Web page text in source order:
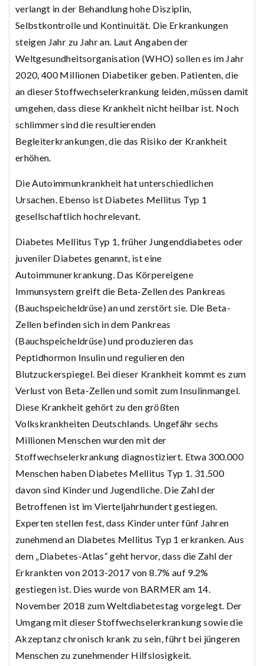
verlangt in der Behandlung hohe Disziplin,
Selbstkontrolle und Kontinuität. Die Erkrankungen
steigen Jahr zu Jahr an. Laut Angaben der
Weltgesundheitsorganisation (WHO) sollen es im Jahr
2020, 400 Millionen Diabetiker geben. Patienten, die
an dieser Stoffwechselerkrankung leiden, müssen damit
umgehen, dass diese Krankheit nicht heilbar ist. Noch
schlimmer sind die resultierenden
Begleiterkrankungen, die das Risiko der Krankheit
erhöhen.
Die Autoimmunkrankheit hat unterschiedlichen
Ursachen. Ebenso ist Diabetes Mellitus Typ 1
gesellschaftlich hochrelevant.
Diabetes Mellitus Typ 1, früher Jungenddiabetes oder
juveniler Diabetes genannt, ist eine
Autoimmunerkrankung. Das Körpereigene
Immunsystem greift die Beta-Zellen des Pankreas
(Bauchspeicheldrüse) an und zerstört sie. Die Beta-
Zellen befinden sich in dem Pankreas
(Bauchspeicheldrüse) und produzieren das
Peptidhormon Insulin und regulieren den
Blutzuckerspiegel. Bei dieser Krankheit kommt es zum
Verlust von Beta-Zellen und somit zum Insulinmangel.
Diese Krankheit gehört zu den größten
Volkskrankheiten Deutschlands. Ungefähr sechs
Millionen Menschen wurden mit der
Stoffwechselerkrankung diagnostiziert. Etwa 300.000
Menschen haben Diabetes Mellitus Typ 1. 31.500
davon sind Kinder und Jugendliche. Die Zahl der
Betroffenen ist im Vierteljahrhundert gestiegen.
Experten stellen fest, dass Kinder unter fünf Jahren
zunehmend an Diabetes Mellitus Typ 1 erkranken. Aus
dem „Diabetes-Atlas“ geht hervor, dass die Zahl der
Erkrankten von 2013-2017 von 8.7% auf 9.2%
gestiegen ist. Dies wurde von BARMER am 14.
November 2018 zum Weltdiabetestag vorgelegt. Der
Umgang mit dieser Stoffwechselerkrankung sowie die
Akzeptanz chronisch krank zu sein, führt bei jüngeren
Menschen zu zunehmender Hilfslosigkeit.